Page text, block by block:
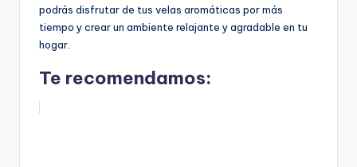
podrás disfrutar de tus velas aromáticas por más
tiempo y crear un ambiente relajante y agradable en tu
hogar.
Te recomendamos: